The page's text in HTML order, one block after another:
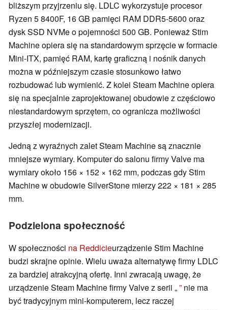
bliższym przyjrzeniu się. LDLC wykorzystuje procesor
Ryzen 5 8400F, 16 GB pamięci RAM DDR5-5600 oraz
dysk SSD NVMe o pojemności 500 GB. Ponieważ Stim
Machine opiera się na standardowym sprzęcie w formacie
Mini-ITX, pamięć RAM, kartę graficzną i nośnik danych
można w późniejszym czasie stosunkowo łatwo
rozbudować lub wymienić. Z kolei Steam Machine opiera
się na specjalnie zaprojektowanej obudowie z częściowo
niestandardowym sprzętem, co ogranicza możliwości
przyszłej modernizacji.
Jedną z wyraźnych zalet Steam Machine są znacznie
mniejsze wymiary. Komputer do salonu firmy Valve ma
wymiary około 156 × 152 × 162 mm, podczas gdy Stim
Machine w obudowie SilverStone mierzy 222 × 181 × 285
mm.
Podzielona społeczność
W społeczności na Reddicieurządzenie Stim Machine
budzi skrajne opinie. Wielu uważa alternatywę firmy LDLC
za bardziej atrakcyjną ofertę. Inni zwracają uwagę, że
urządzenie Steam Machine firmy Valve z serii „” nie ma
być tradycyjnym mini-komputerem, lecz raczej